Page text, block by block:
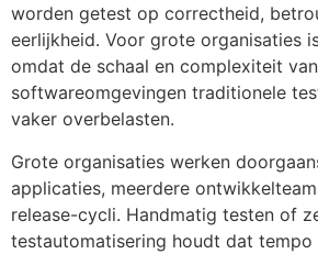
worden getest op correctheid,
eerlijkheid. Voor grote organisaties
omdat de schaal en complexiteit
softwareomgevingen traditionele
vaker overbelasten.
Grote organisaties werken
applicaties, meerdere
release-cycli. Handmatig testen of
testautomatisering houdt dat tempo